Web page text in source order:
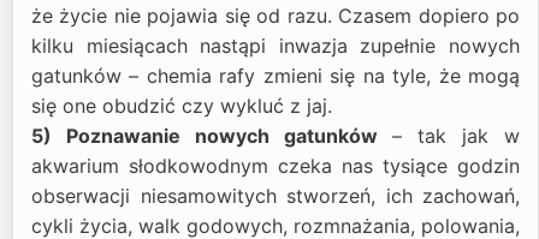
że życie nie pojawia się od razu. Czasem dopiero po
kilku miesiącach nastąpi inwazja zupełnie nowych
gatunków – chemia rafy zmieni się na tyle, że mogą
się one obudzić czy wykluć z jaj.
5) Poznawanie nowych gatunków – tak jak w
akwarium słodkowodnym czeka nas tysiące godzin
obserwacji niesamowitych stworzeń, ich zachowań,
cykli życia, walk godowych, rozmnażania, polowania,